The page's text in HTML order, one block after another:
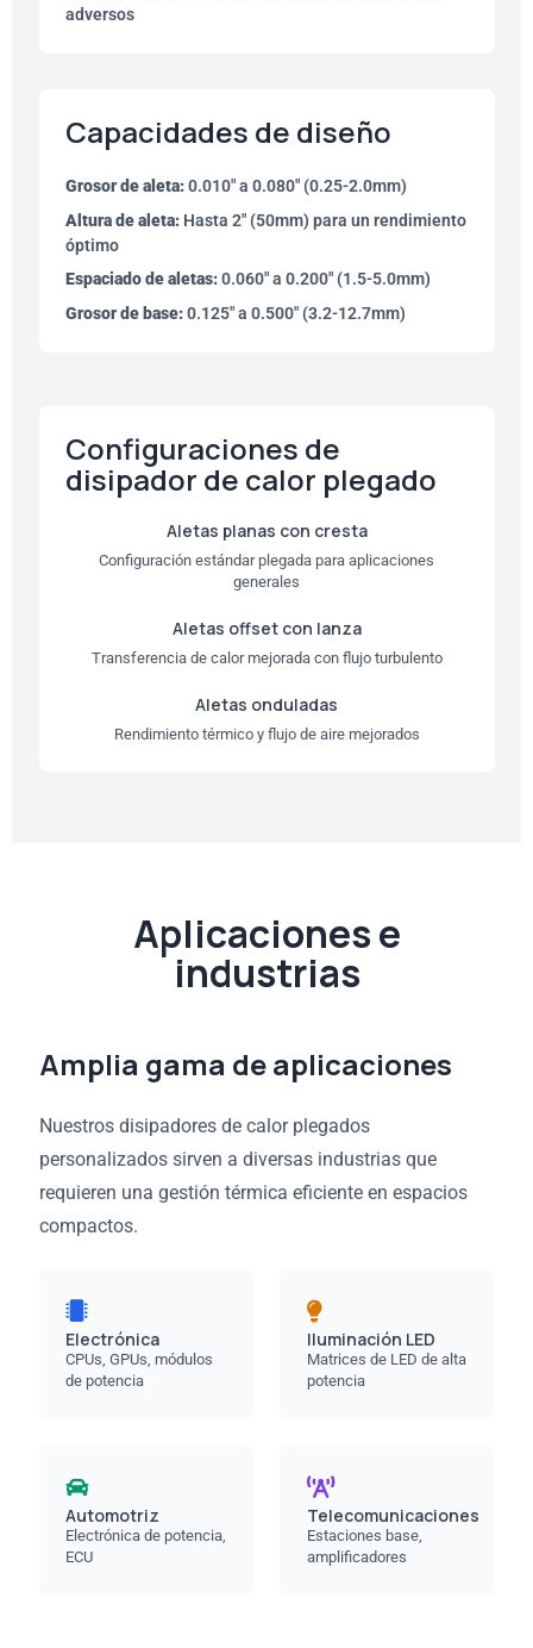
adversos
Capacidades de diseño
Grosor de aleta:0.010″ a 0.080″ (0.25-2.0mm)
Altura de aleta: Hasta 2″ (50mm) para un rendimiento
óptimo
Espaciado de aletas:0.060″ a 0.200″ (1.5-5.0mm)
Grosor de base:0.125″ a 0.500″ (3.2-12.7mm)
Configuraciones de
disipador de calor plegado
Aletas planas con cresta
Configuración estándar plegada para aplicaciones
generales
Aletas offset con lanza
Transferencia de calor mejorada con flujo turbulento
Aletas onduladas
Rendimiento térmico y flujo de aire mejorados
Aplicaciones e
industrias
Amplia gama de aplicaciones
Nuestros disipadores de calor plegados
personalizados sirven a diversas industrias que
requieren una gestión térmica eficiente en espacios
compactos.
Electrónica
CPUs, GPUs, módulos
de potencia
Iluminación LED
Matrices de LED de alta
potencia
Automotriz
Electrónica de potencia,
ECU
Telecomunicaciones
Estaciones base,
amplificadores